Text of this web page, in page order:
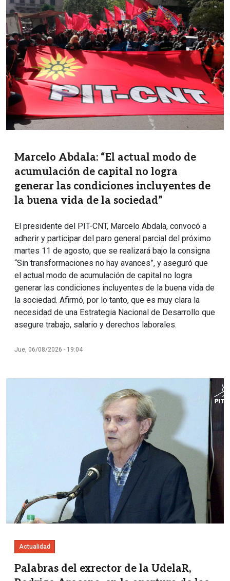
Marcelo Abdala: “El actual modo de
acumulación de capital no logra
generar las condiciones incluyentes de
la buena vida de la sociedad”
El presidente del PIT-CNT, Marcelo Abdala, convocó a
adherir y participar del paro general parcial del próximo
martes 11 de agosto, que se realizará bajo la consigna
“Sin transformaciones no hay avances”, y aseguró que
el actual modo de acumulación de capital no logra
generar las condiciones incluyentes de la buena vida de
la sociedad. Afirmó, por lo tanto, que es muy clara la
necesidad de una Estrategia Nacional de Desarrollo que
asegure trabajo, salario y derechos laborales.
Jue, 06/08/2026 - 19:04
Actualidad
Palabras del exrector de la UdelaR,